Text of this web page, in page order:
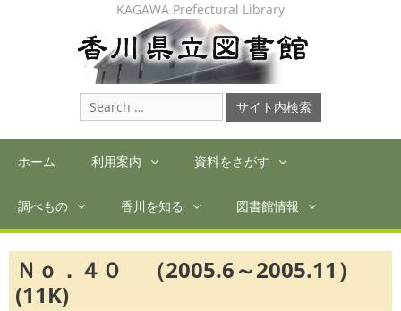
KAGAWA Prefectural Library
Search
for:
ホーム 利用案内 資料をさがす
調べもの 香川を知る 図書館情報
Ｎｏ．４０ （2005.6～2005.11）
(11K)